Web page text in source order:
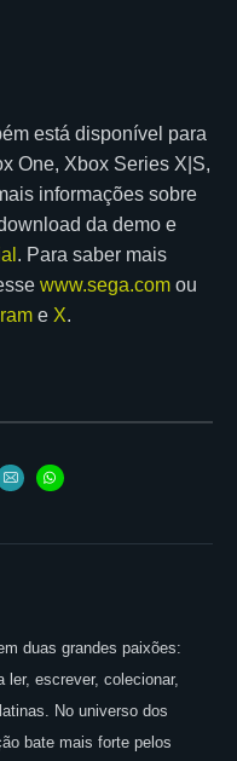
está disponível para
One, Xbox Series X|S,
informações sobre
da demo e
. Para saber mais
www.sega.com ou
e X.
duas grandes paixões:
ler, escrever, colecionar,
No universo dos
bate mais forte pelos